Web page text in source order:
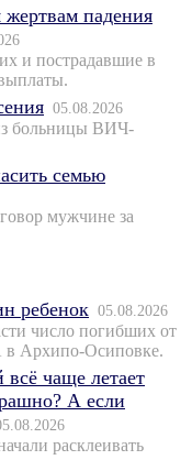
падения
и пострадавшие в
05.08.2026
больницы ВИЧ-
семью
мужчине за
ребенок 05.08.2026
число погибших от
Архипо-Осиповке.
всё чаще летает
А если
расклеивать